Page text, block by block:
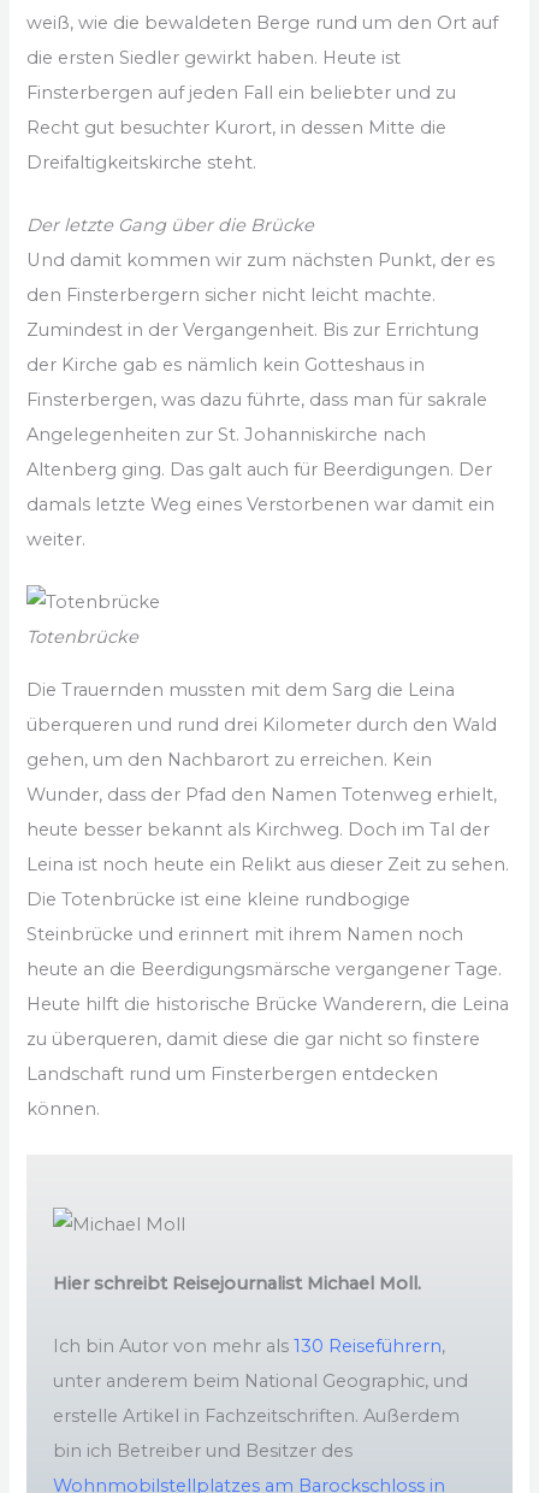
weiß, wie die bewaldeten Berge rund um den Ort auf
die ersten Siedler gewirkt haben. Heute ist
Finsterbergen auf jeden Fall ein beliebter und zu
Recht gut besuchter Kurort, in dessen Mitte die
Dreifaltigkeitskirche steht.
Der letzte Gang über die Brücke
Und damit kommen wir zum nächsten Punkt, der es
den Finsterbergern sicher nicht leicht machte.
Zumindest in der Vergangenheit. Bis zur Errichtung
der Kirche gab es nämlich kein Gotteshaus in
Finsterbergen, was dazu führte, dass man für sakrale
Angelegenheiten zur St. Johanniskirche nach
Altenberg ging. Das galt auch für Beerdigungen. Der
damals letzte Weg eines Verstorbenen war damit ein
weiter.
Totenbrücke
Die Trauernden mussten mit dem Sarg die Leina
überqueren und rund drei Kilometer durch den Wald
gehen, um den Nachbarort zu erreichen. Kein
Wunder, dass der Pfad den Namen Totenweg erhielt,
heute besser bekannt als Kirchweg. Doch im Tal der
Leina ist noch heute ein Relikt aus dieser Zeit zu sehen.
Die Totenbrücke ist eine kleine rundbogige
Steinbrücke und erinnert mit ihrem Namen noch
heute an die Beerdigungsmärsche vergangener Tage.
Heute hilft die historische Brücke Wanderern, die Leina
zu überqueren, damit diese die gar nicht so finstere
Landschaft rund um Finsterbergen entdecken
können.
Hier schreibt Reisejournalist Michael Moll.
Ich bin Autor von mehr als130 Reiseführern,
unter anderem beim National Geographic, und
erstelle Artikel in Fachzeitschriften. Außerdem
bin ich Betreiber und Besitzer des
Wohnmobilstellplatzes am Barockschloss in